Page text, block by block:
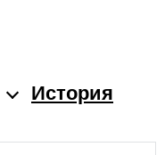
История